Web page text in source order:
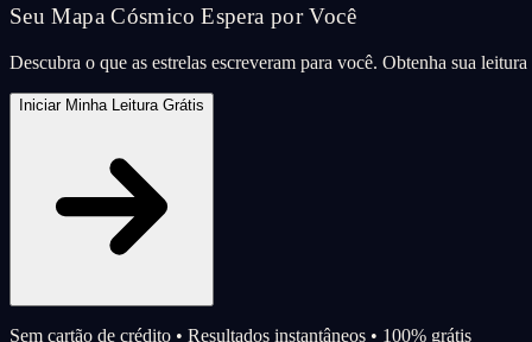
Seu Mapa Cósmico Espera por Você
Descubra o que as estrelas escreveram para você. Obtenha sua
Iniciar Minha Leitura Grátis
Sem cartão de crédito • Resultados instantâneos • 100% grátis